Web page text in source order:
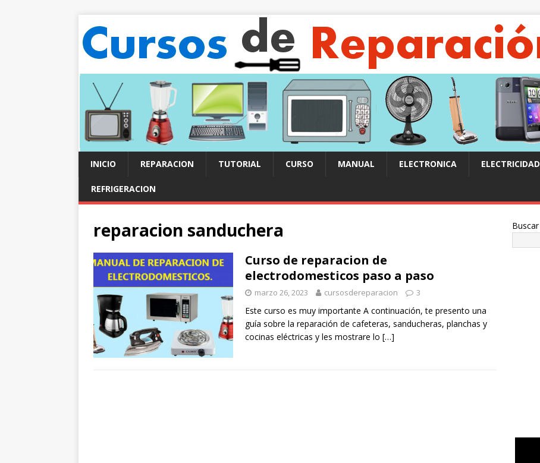
INICIO REPARACION TUTORIAL CURSO MANUAL ELECTRONICA ELECTRICIDAD
REFRIGERACION
reparacion sanduchera
Curso de reparacion de
electrodomesticos paso a paso
marzo 26, 2023 cursosdereparacion 3
Este curso es muy importante A continuación, te presento una
guía sobre la reparación de cafeteras, sanducheras, planchas y
cocinas eléctricas y les mostrare lo […]
Buscar